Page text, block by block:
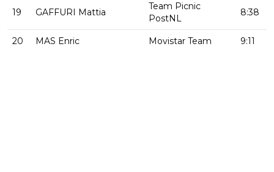
19 GAFFURI Mattia
Team Picnic
PostNL
8:38
20 MAS Enric Movistar Team 9:11